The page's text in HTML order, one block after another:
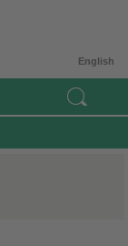
English